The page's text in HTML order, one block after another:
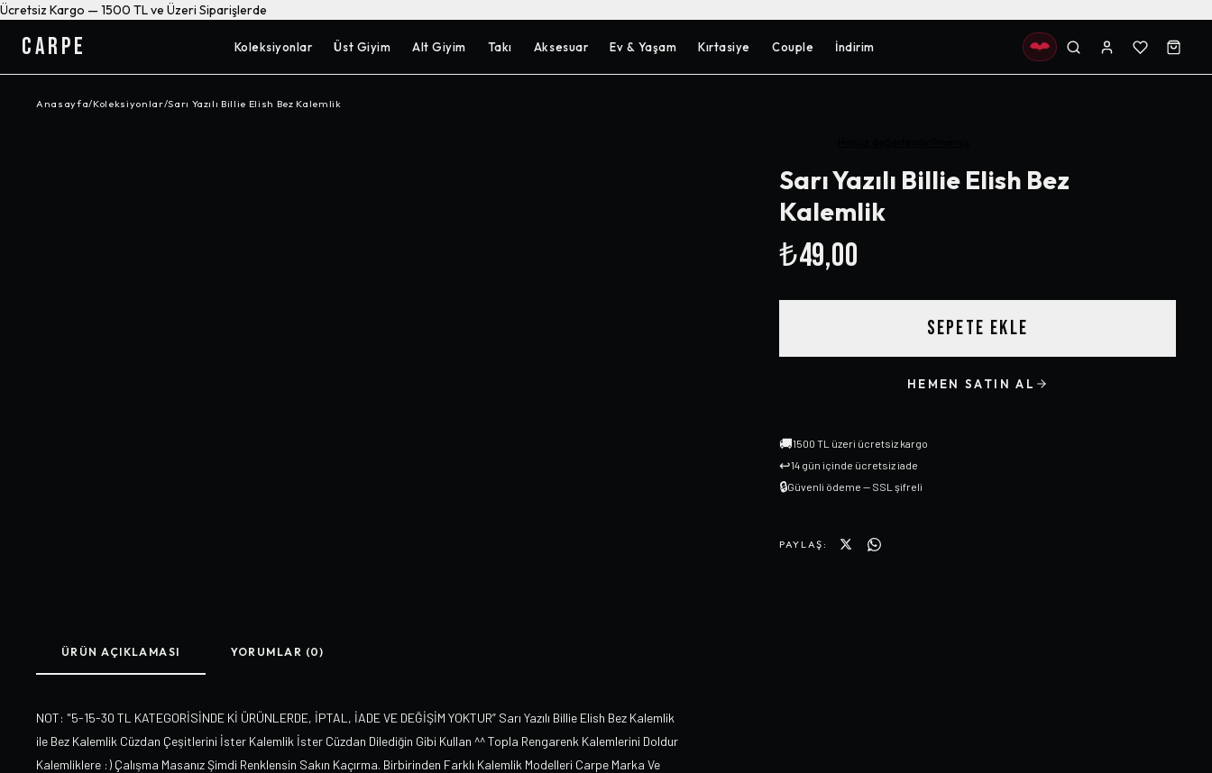
Ücretsiz Kargo — 1500 TL ve Üzeri Siparişlerde
CARPE Koleksiyonlar Üst Giyim Alt Giyim Takı Aksesuar Ev & Yaşam Kırtasiye Couple İndirim
Anasayfa/Koleksiyonlar/Sarı Yazılı Billie Elish Bez Kalemlik
Sarı Yazılı Billie Elish Bez
Kalemlik
₺49,00
SEPETE EKLE
HEMEN SATIN AL
🚚1500 TL üzeri ücretsiz kargo
↩14 gün içinde ücretsiz iade
🔒Güvenli ödeme — SSL şifreli
PAYLAŞ:
ÜRÜN AÇIKLAMASI YORUMLAR (0)
NOT: "5-15-30 TL KATEGORİSİNDE Kİ ÜRÜNLERDE, İPTAL, İADE VE DEĞİŞİM YOKTUR” Sarı Yazılı Billie Elish Bez Kalemlik
ile Bez Kalemlik Cüzdan Çeşitlerini İster Kalemlik İster Cüzdan Dilediğin Gibi Kullan ^^ Topla Rengarenk Kalemlerini Doldur
Kalemliklere :) Çalışma Masanız Şimdi Renklensin Sakın Kaçırma. Birbirinden Farklı Kalemlik Modelleri Carpe Marka Ve